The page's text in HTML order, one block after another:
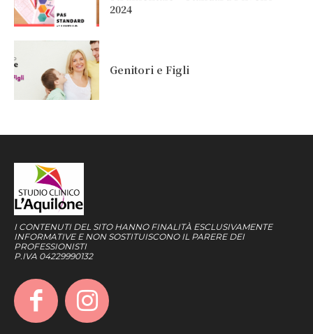
2024
Genitori e Figli
I CONTENUTI DEL SITO HANNO FINALITÀ ESCLUSIVAMENTE
INFORMATIVE E NON SOSTITUISCONO IL PARERE DEI
PROFESSIONISTI
P.IVA 04229990132